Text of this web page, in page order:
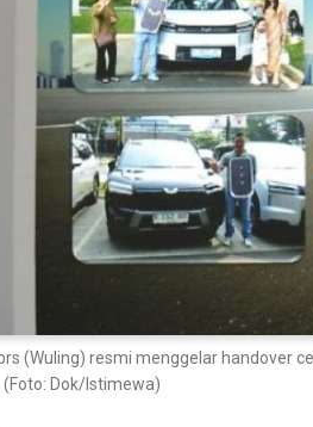
(Wuling) resmi menggelar handover
Dok/Istimewa)